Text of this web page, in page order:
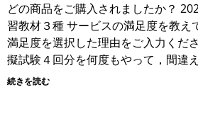
どの商品をご購入されましたか？
習教材３種 サービスの満足度を教え
満足度を選択した理由をご入力くだ
擬試験４回分を何度もやって，間違
続きを読む